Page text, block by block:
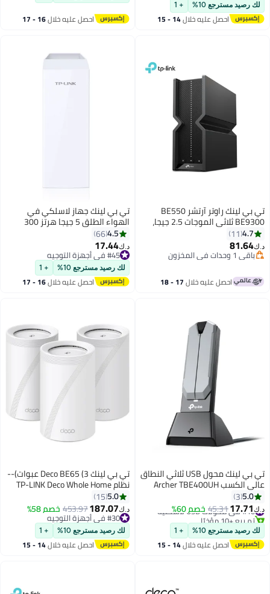
تم بيع +10 مؤخرًا
#9 في مفاتيح الشبكات
لك رصيد مسترجع 10% + 1
احصل عليه خلال 14 - 15 النواة، وبرنامج HomeShield مثالي
لللعب على جهاز إكس بوكس/جهاز
احصل عليه خلال 16 - 17
تي بي لينك راوتر آرتشر BE550
BE9300 ثلاثي الموجات 2.5 جيجا،
أسود
4.7
11
د.ك‏81.64
باقي 1 وحدات في المخزون
باقي 1 وحدات في المخزون
احصل عليه خلال 17 - 18
تي بي لينك جهاز لاسلكي في
الهواء الطلق 5 جيجا هرتز 300
ميجابايت في الثانية 13 ديسيبل
أبيض
4.5
66
د.ك‏17.44
#45 في أجهزة التوجيه
#45 في أجهزة التوجيه
لك رصيد مسترجع 10% + 1
احصل عليه خلال 16 - 17
تي بي لينك محول USB ثلاثي النطاق
عالي الكسب Archer TBE400UH
قناة 160 ميجاهرتز | عملية متعددة
الروابط | سرعات نقل USB 3.0 | معزز
نطاق مع هوائيات عالية الكسب +
تشكيل الشعاع
5.0
3
د.ك‏17.71
45.31خصم 60% #10 في محولات USB لاسكلية
تم بيع +10 مؤخرًا
#10 في محولات USB لاسكلية
لك رصيد مسترجع 10% + 1
احصل عليه خلال 14 - 15
اغسطس
تي بي لينك Deco BE65 (3 عبوات)--
نظام TP-LINK Deco Whole Home
7، سرعة تصل إلى 9.3 جيجابت في
الثانية، تغطية تصل إلى 600 متر
حزم أبيض
5.0
15
د.ك‏187.07
453.97خصم 58%
#30 في أجهزة التوجيه
#30 في أجهزة التوجيه
لك رصيد مسترجع 10% + 1
احصل عليه خلال 14 - 15
اغسطس